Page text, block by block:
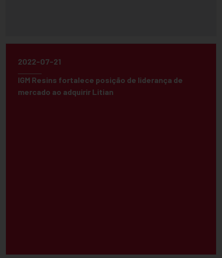
2022-07-21
IGM Resins fortalece posição de liderança de
mercado ao adquirir Litian